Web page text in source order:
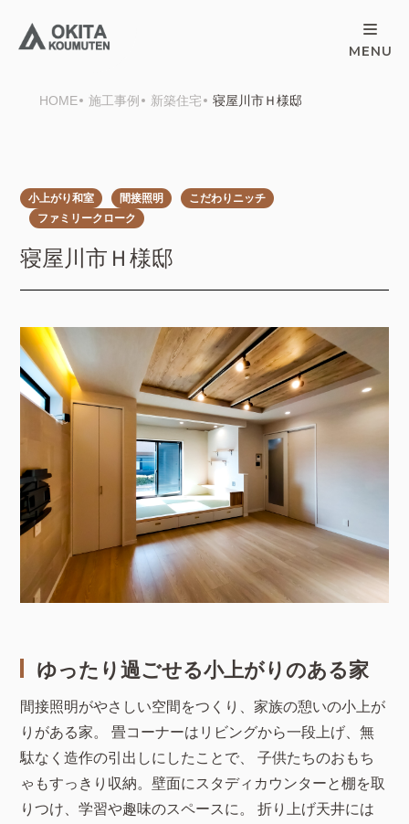
HOME 施工事例 新築住宅 寝屋川市Ｈ様邸
小上がり和室 間接照明
こだわりニッチ
ファミリークローク
寝屋川市Ｈ様邸
ゆったり過ごせる小上がりのある家
間接照明がやさしい空間をつくり、家族の憩いの小上が
りがある家。 畳コーナーはリビングから一段上げ、無
駄なく造作の引出しにしたことで、 子供たちのおもち
ゃもすっきり収納。壁面にスタディカウンターと棚を取
りつけ、学習や趣味のスペースに。 折り上げ天井には